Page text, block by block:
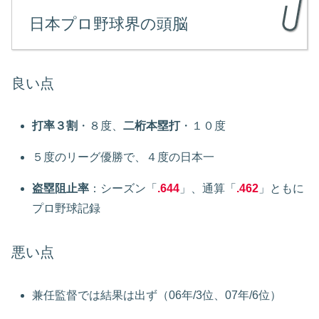
日本プロ野球界の頭脳
良い点
打率３割 ・８度、二桁本塁打・１０度
５度のリーグ優勝で、４度の日本一
盗塁阻止率 ：シーズン「 .644 」、通算「 .462 」ともに
プロ野球記録
悪い点
兼任監督では結果は出ず（06年/3位、07年/6位）